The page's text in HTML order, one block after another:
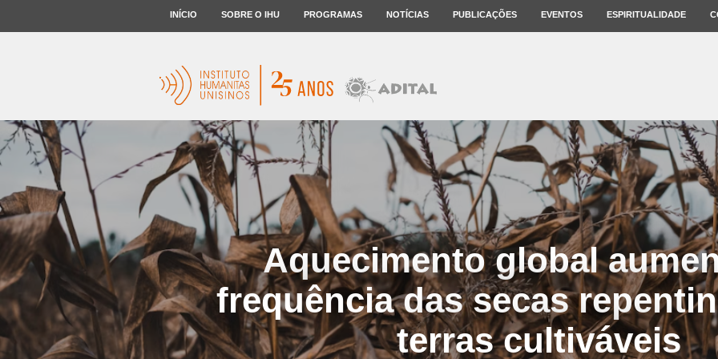
INÍCIO SOBRE O IHU PROGRAMAS NOTÍCIAS PUBLICAÇÕES EVENTOS ESPIRITUALIDADE
Aquecimento global
frequência das secas
terras cultiváveis